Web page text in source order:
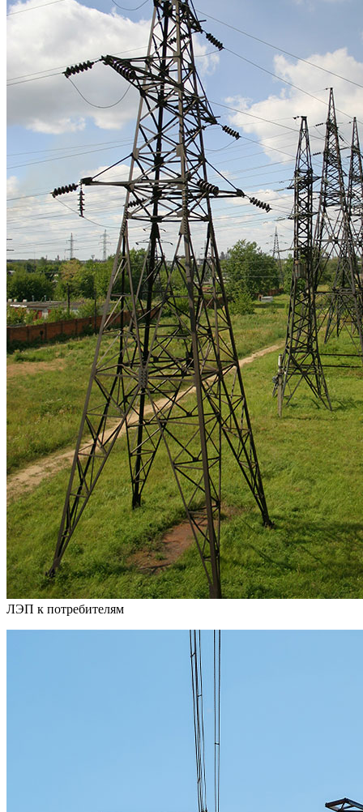
ЛЭП к потребителям